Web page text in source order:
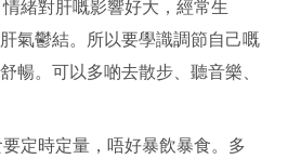
情緒對肝嘅影響好大，經常生
氣鬱結。所以要學識調節自己嘅
暢。可以多啲去散步、聽音樂、
要定時定量，唔好暴飲暴食。多